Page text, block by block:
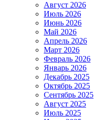
Август 2026
Июль 2026
Июнь 2026
Май 2026
Апрель 2026
Март 2026
Февраль 2026
Январь 2026
Декабрь 2025
Октябрь 2025
Сентябрь 2025
Август 2025
Июль 2025